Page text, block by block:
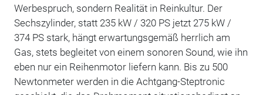
Werbespruch, sondern Realität in Reinkultur. Der
Sechszylinder, statt 235 kW / 320 PS jetzt 275 kW /
374 PS stark, hängt erwartungsgemäß herrlich am
Gas, stets begleitet von einem sonoren Sound, wie ihn
eben nur ein Reihenmotor liefern kann. Bis zu 500
Newtonmeter werden in die Achtgang-Steptronic